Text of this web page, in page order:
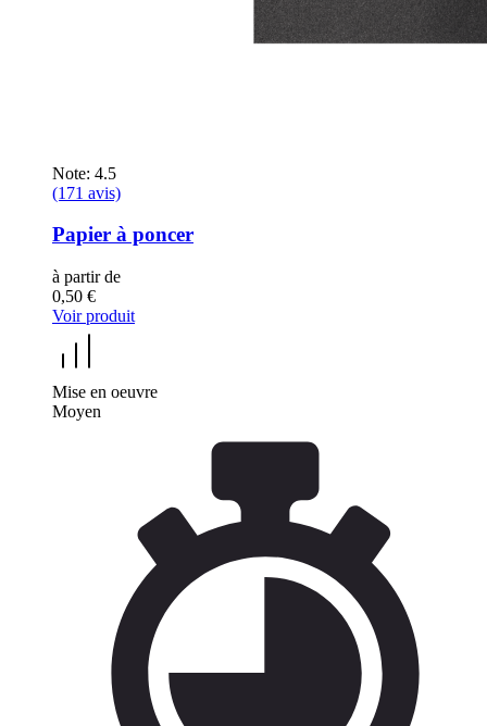
Note: 4.5
(171 avis)
Papier à poncer
à partir de
0,50 €
Voir produit
Mise en oeuvre
Moyen